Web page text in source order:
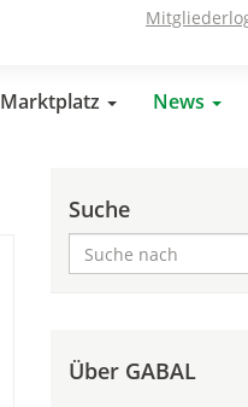
Marktplatz News
Suche
Über GABAL